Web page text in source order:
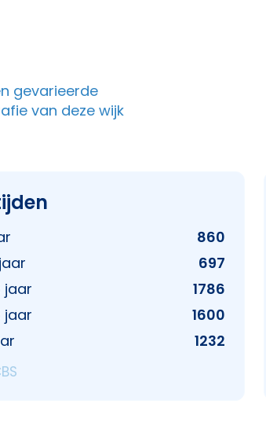
gevarieerde
van deze wijk
860
697
jaar
1786
jaar
1600
1232